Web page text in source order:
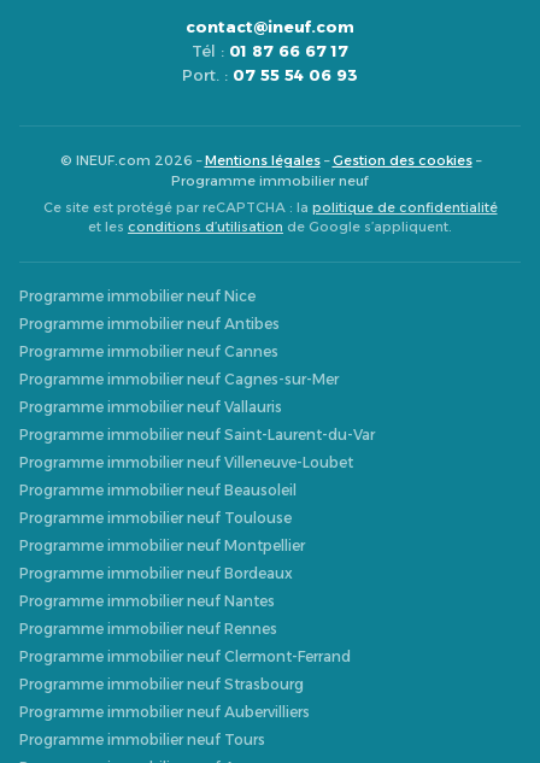
contact@ineuf.com
Tél : 01 87 66 67 17
Port. : 07 55 54 06 93
© INEUF.com 2026 –Mentions légales–Gestion des cookies–
Programme immobilier neuf
Ce site est protégé par reCAPTCHA : la politique de confidentialité
et les conditions d’utilisation de Google s’appliquent.
Programme immobilier neuf Nice
Programme immobilier neuf Antibes
Programme immobilier neuf Cannes
Programme immobilier neuf Cagnes-sur-Mer
Programme immobilier neuf Vallauris
Programme immobilier neuf Saint-Laurent-du-Var
Programme immobilier neuf Villeneuve-Loubet
Programme immobilier neuf Beausoleil
Programme immobilier neuf Toulouse
Programme immobilier neuf Montpellier
Programme immobilier neuf Bordeaux
Programme immobilier neuf Nantes
Programme immobilier neuf Rennes
Programme immobilier neuf Clermont-Ferrand
Programme immobilier neuf Strasbourg
Programme immobilier neuf Aubervilliers
Programme immobilier neuf Tours